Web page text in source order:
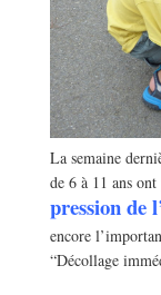
La semaine
de 6 à 11 ans
pression de
encore
“Décollage